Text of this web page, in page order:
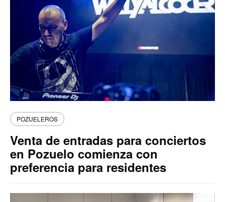
POZUELEROS
Venta de entradas para conciertos
en Pozuelo comienza con
preferencia para residentes